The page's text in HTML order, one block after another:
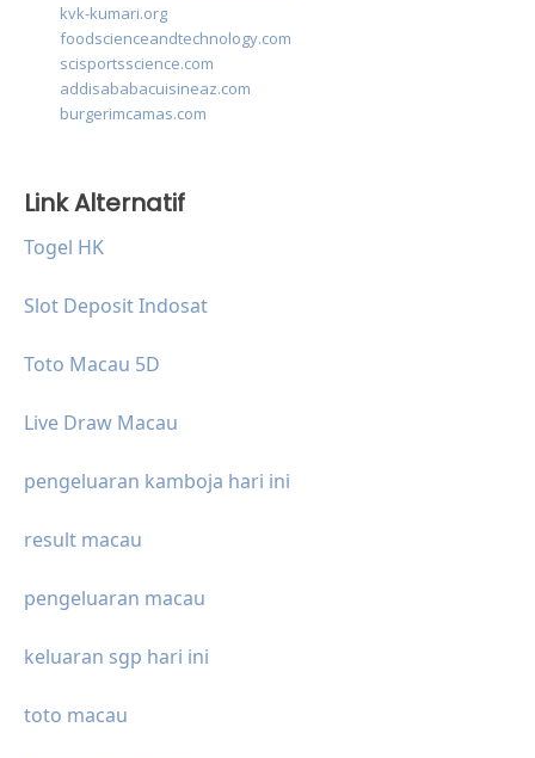
kvk-kumari.org
foodscienceandtechnology.com
scisportsscience.com
addisababacuisineaz.com
burgerimcamas.com
Link Alternatif
Togel HK
Slot Deposit Indosat
Toto Macau 5D
Live Draw Macau
pengeluaran kamboja hari ini
result macau
pengeluaran macau
keluaran sgp hari ini
toto macau